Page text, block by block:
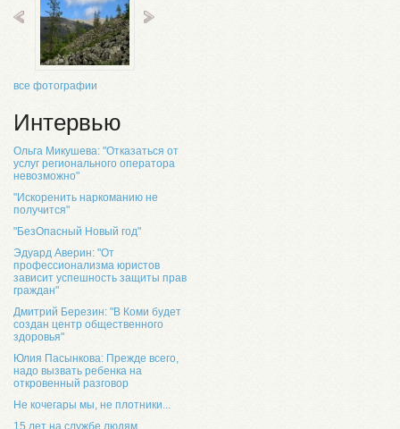
все фотографии
Интервью
Ольга Микушева: "Отказаться от
услуг регионального оператора
невозможно"
"Искоренить наркоманию не
получится"
"БезОпасный Новый год"
Эдуард Аверин: "От
профессионализма юристов
зависит успешность защиты прав
граждан"
Дмитрий Березин: "В Коми будет
создан центр общественного
здоровья"
Юлия Пасынкова: Прежде всего,
надо вызвать ребенка на
откровенный разговор
Не кочегары мы, не плотники...
15 лет на службе людям